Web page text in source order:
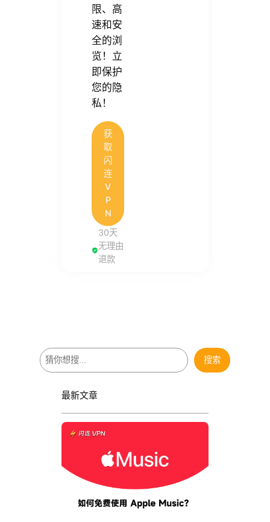
限、高
速和安
全的浏
览！立
即保护
您的隐
私！
获
取
闪
连
V
P
N
30天
无理由
退款
搜
索
搜索
最新文章